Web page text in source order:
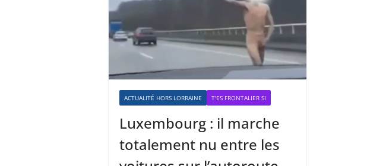
ACTUALITÉ HORS LORRAINE T'ES FRONTALIER SI
Luxembourg : il marche
totalement nu entre les